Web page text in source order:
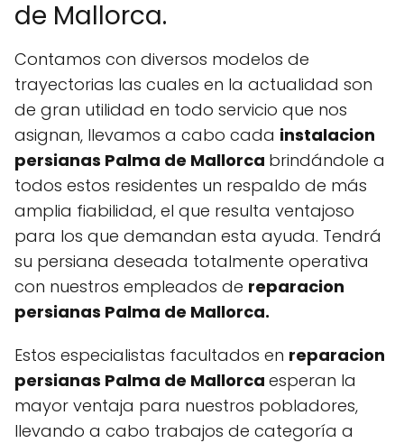
de Mallorca.
Contamos con diversos modelos de
trayectorias las cuales en la actualidad son
de gran utilidad en todo servicio que nos
asignan, llevamos a cabo cada instalacion
persianas Palma de Mallorca brindándole a
todos estos residentes un respaldo de más
amplia fiabilidad, el que resulta ventajoso
para los que demandan esta ayuda. Tendrá
su persiana deseada totalmente operativa
con nuestros empleados de reparacion
persianas Palma de Mallorca.
Estos especialistas facultados en reparacion
persianas Palma de Mallorca esperan la
mayor ventaja para nuestros pobladores,
llevando a cabo trabajos de categoría a